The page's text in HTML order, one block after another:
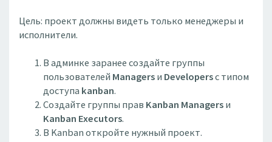
Цель: проект должны видеть только менеджеры и
исполнители.
В админке заранее создайте группы
пользователей Managersи Developersс типом
доступа kanban.
Создайте группы прав Kanban Managersи
Kanban Executors.
В Kanban откройте нужный проект.